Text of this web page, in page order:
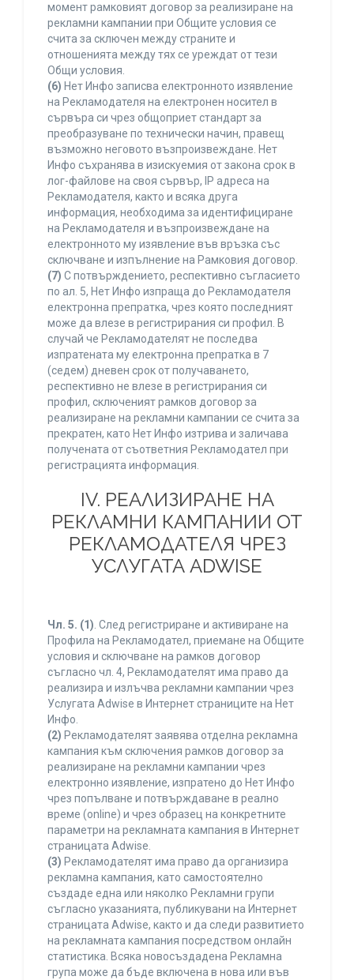
момент рамковият договор за реализиране на
рекламни кампании при Общите условия се
счита за сключен между страните и
отношенията между тях се уреждат от тези
Общи условия.
(6) Нет Инфо записва електронното изявление
на Рекламодателя на електронен носител в
сървъра си чрез общоприет стандарт за
преобразуване по технически начин, правещ
възможно неговото възпроизвеждане. Нет
Инфо съхранява в изискуемия от закона срок в
лог-файлове на своя сървър, IP адреса на
Рекламодателя, както и всяка друга
информация, необходима за идентифициране
на Рекламодателя и възпроизвеждане на
електронното му изявление във връзка със
сключване и изпълнение на Рамковия договор.
(7) С потвърждението, респективно съгласието
по ал. 5, Нет Инфо изпраща до Рекламодателя
електронна препратка, чрез която последният
може да влезе в регистрирания си профил. В
случай че Рекламодателят не последва
изпратената му електронна препратка в 7
(седем) дневен срок от получаването,
респективно не влезе в регистрирания си
профил, сключеният рамков договор за
реализиране на рекламни кампании се счита за
прекратен, като Нет Инфо изтрива и заличава
получената от съответния Рекламодател при
регистрацията информация.
IV. РЕАЛИЗИРАНЕ НА
РЕКЛАМНИ КАМПАНИИ ОТ
РЕКЛАМОДАТЕЛЯ ЧРЕЗ
УСЛУГАТА ADWISE
Чл. 5. (1). След регистриране и активиране на
Профила на Рекламодател, приемане на Общите
условия и сключване на рамков договор
съгласно чл. 4, Рекламодателят има право да
реализира и излъчва рекламни кампании чрез
Услугата Adwise в Интернет страниците на Нет
Инфо.
(2) Рекламодателят заявява отделна рекламна
кампания към сключения рамков договор за
реализиране на рекламни кампании чрез
електронно изявление, изпратено до Нет Инфо
чрез попълване и потвърждаване в реално
време (online) и чрез образец на конкретните
параметри на рекламната кампания в Интернет
страницата Adwise.
(3) Рекламодателят има право да организира
рекламна кампания, като самостоятелно
създаде една или няколко Рекламни групи
съгласно указанията, публикувани на Интернет
страницата Adwise, както и да следи развитието
на рекламната кампания посредством онлайн
статистика. Всяка новосъздадена Рекламна
група може да бъде включена в нова или във